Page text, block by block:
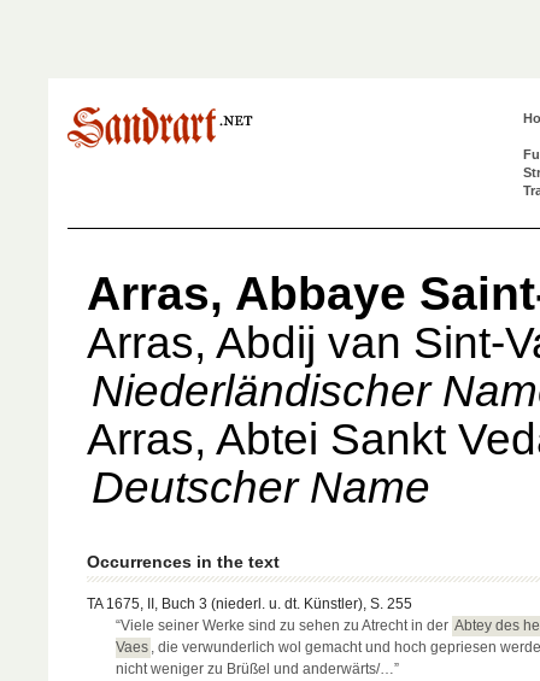
Arras, Abbaye
Arras, Abdij van Sint-
Niederländischer
Arras, Abtei Sankt
Deutscher Name
Occurrences in the text
TA 1675, II, Buch 3 (niederl. u. dt. Künstler), S. 255
“Viele seiner Werke sind zu sehen zu Atrecht in der Abtey des
Vaes , die verwunderlich wol gemacht und hoch gepriesen
nicht weniger zu Brüßel und anderwärts/…”